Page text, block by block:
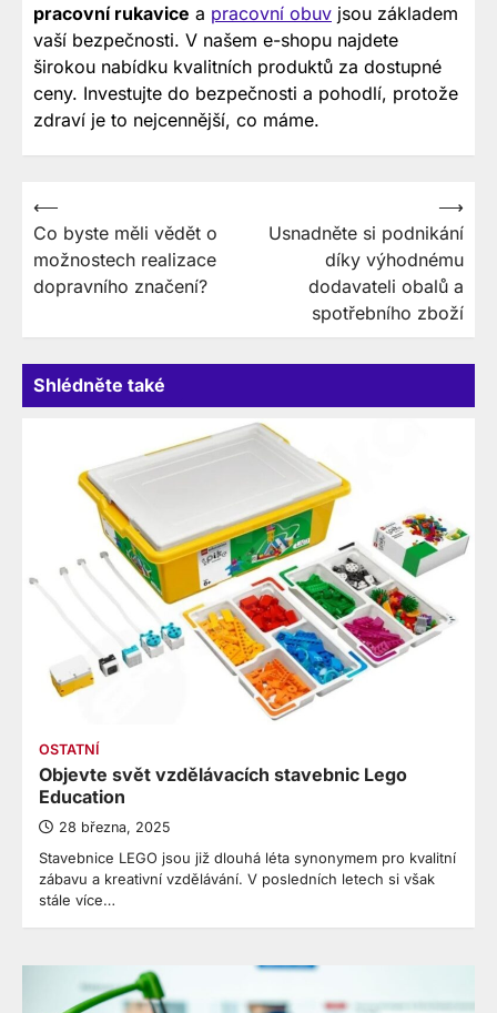
pracovní rukavice a pracovní obuv jsou základem
vaší bezpečnosti. V našem e-shopu najdete
širokou nabídku kvalitních produktů za dostupné
ceny. Investujte do bezpečnosti a pohodlí, protože
zdraví je to nejcennější, co máme.
Navigace
pro
příspěvek
⟵
Co byste měli vědět o
možnostech realizace
dopravního značení?
Usnadněte si podnikání
díky výhodnému
dodavateli obalů a
spotřebního zboží
⟶
Shlédněte také
OSTATNÍ
Objevte svět vzdělávacích stavebnic Lego
Education
28 března, 2025
Stavebnice LEGO jsou již dlouhá léta synonymem pro kvalitní
zábavu a kreativní vzdělávání. V posledních letech si však
stále více…